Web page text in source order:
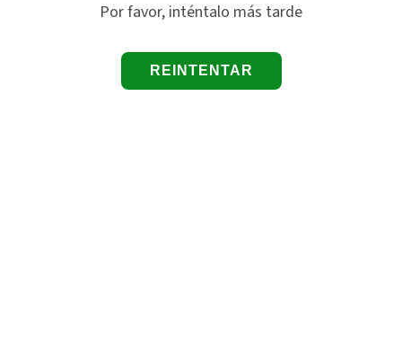
Por favor, inténtalo más tarde
REINTENTAR